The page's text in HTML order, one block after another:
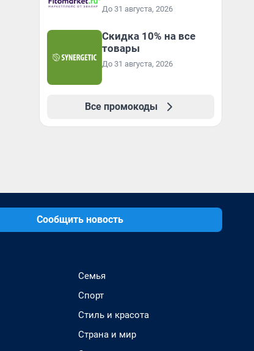
До 31 августа, 2026
Скидка 10% на все
товары
До 31 августа, 2026
Все промокоды
Сообщить новость
Семья
Спорт
Стиль и красота
Страна и мир